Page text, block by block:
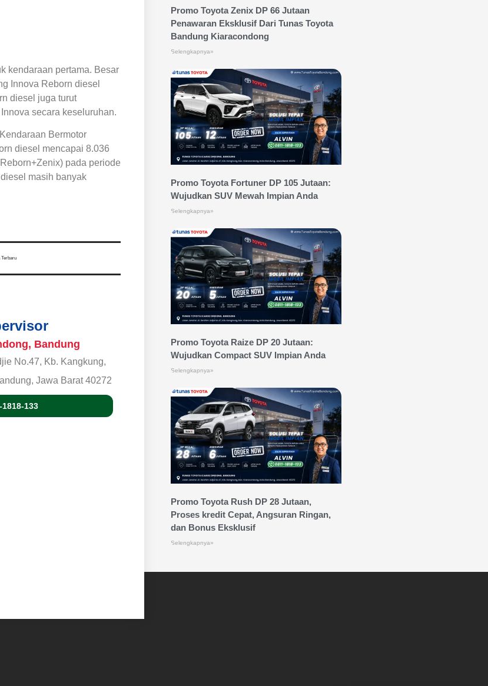
kendaraan pertama. Besar
Innova Reborn diesel
diesel juga turut
secara keseluruhan.
Bermotor
diesel mencapai 8.036
pada periode
masih banyak
Terbaru
Bandung
No.47, Kb. Kangkung,
Jawa Barat 40272
1818-133
Promo Toyota Zenix DP 66 Jutaan
Penawaran Eksklusif Dari Tunas Toyota
Bandung Kiaracondong
Selengkapnya»
Promo Toyota Fortuner DP 105 Jutaan:
Wujudkan SUV Mewah Impian Anda
Selengkapnya»
Promo Toyota Raize DP 20 Jutaan:
Wujudkan Compact SUV Impian Anda
Selengkapnya»
Promo Toyota Rush DP 28 Jutaan,
Proses kredit Cepat, Angsuran Ringan,
dan Bonus Eksklusif
Selengkapnya»